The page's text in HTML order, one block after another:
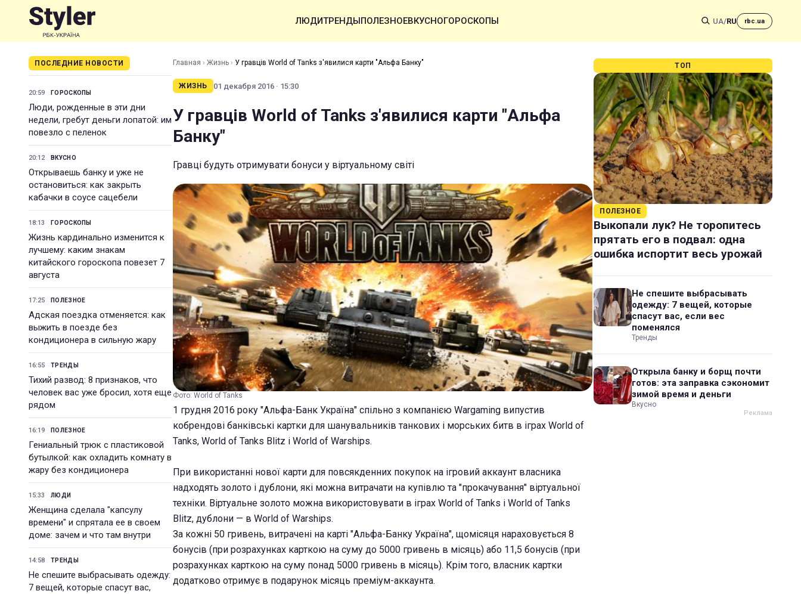
ЛЮДИТРЕНДЫПОЛЕЗНОЕВКУСНОГОРОСКОПЫ UA/RU rbc.ua
ПОСЛЕДНИЕ НОВОСТИ
20:59 ГОРОСКОПЫ
Люди, рожденные в эти дни
недели, гребут деньги лопатой: им
повезло с пеленок
20:12 ВКУСНО
Открываешь банку и уже не
остановиться: как закрыть
кабачки в соусе сацебели
18:13 ГОРОСКОПЫ
Жизнь кардинально изменится к
лучшему: каким знакам
китайского гороскопа повезет 7
августа
17:25 ПОЛЕЗНОЕ
Адская поездка отменяется: как
выжить в поезде без
кондиционера в сильную жару
16:55 ТРЕНДЫ
Тихий развод: 8 признаков, что
человек вас уже бросил, хотя еще
рядом
16:19 ПОЛЕЗНОЕ
Гениальный трюк с пластиковой
бутылкой: как охладить комнату в
жару без кондиционера
15:33 ЛЮДИ
Женщина сделала "капсулу
времени" и спрятала ее в своем
доме: зачем и что там внутри
14:58 ТРЕНДЫ
Не спешите выбрасывать одежду:
7 вещей, которые спасут вас,
Главная › Жизнь › У гравців World of Tanks з'явилися карти "Альфа Банку"
ЖИЗНЬ 01 декабря 2016 · 15:30
У гравців World of Tanks з'явилися карти "Альфа
Банку"
Гравці будуть отримувати бонуси у віртуальному світі
Фото: World of Tanks
1 грудня 2016 року "Альфа-Банк Україна" спільно з компанією Wargaming випустив
кобрендові банківські картки для шанувальників танкових і морських битв в іграх World of
Tanks, World of Tanks Blitz і World of Warships.
При використанні нової карти для повсякденних покупок на ігровий аккаунт власника
надходять золото і дублони, які можна витрачати на купівлю та "прокачування" віртуальної
техніки. Віртуальне золото можна використовувати в іграх World of Tanks і World of Tanks
Blitz, дублони — в World of Warships.
За кожні 50 гривень, витрачені на карті "Альфа-Банку Україна", щомісяця нараховується 8
бонусів (при розрахунках карткою на суму до 5000 гривень в місяць) або 11,5 бонусів (при
розрахунках карткою на суму понад 5000 гривень в місяць). Крім того, власник картки
додатково отримує в подарунок місяць преміум-аккаунта.
ТОП
ПОЛЕЗНОЕ
Выкопали лук? Не торопитесь
прятать его в подвал: одна
ошибка испортит весь урожай
Не спешите выбрасывать
одежду: 7 вещей, которые
спасут вас, если вес
поменялся
Тренды
Открыла банку и борщ почти
готов: эта заправка сэкономит
зимой время и деньги
Вкусно